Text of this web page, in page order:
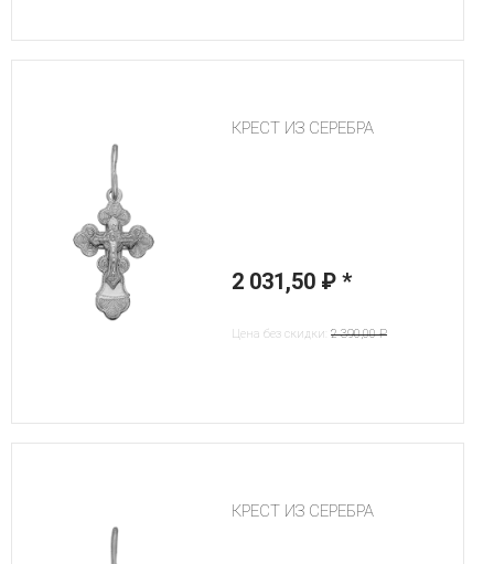
КРЕСТ ИЗ СЕРЕБРА
2 031,50 ₽*
Цена без скидки: 2 390,00 ₽
КРЕСТ ИЗ СЕРЕБРА